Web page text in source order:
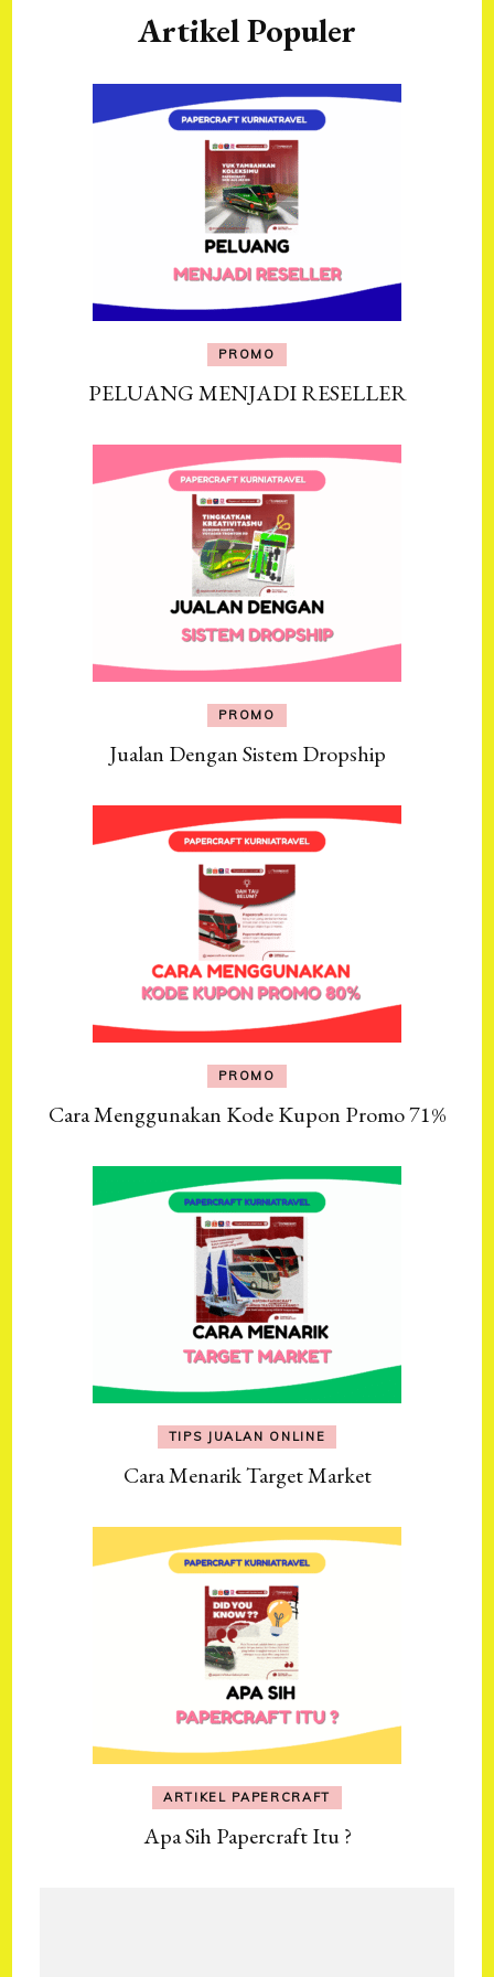
Artikel Populer
PROMO
PELUANG MENJADI RESELLER
PROMO
Jualan Dengan Sistem Dropship
PROMO
Cara Menggunakan Kode Kupon Promo 71%
TIPS JUALAN ONLINE
Cara Menarik Target Market
ARTIKEL PAPERCRAFT
Apa Sih Papercraft Itu ?